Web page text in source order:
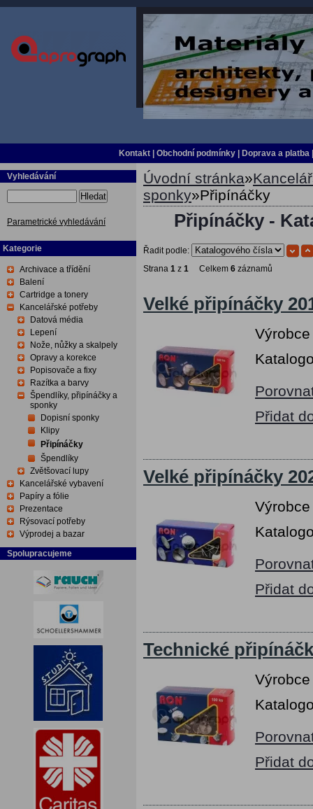
Kontakt Obchodní podmínky Doprava a platba
Vyhledávání
Hledat
Parametrické vyhledávání
Kategorie
Archivace a třídění
Balení
Cartridge a tonery
Kancelářské potřeby
Datová média
Lepení
Nože, nůžky a skalpely
Opravy a korekce
Popisovače a fixy
Razítka a barvy
Špendlíky, připínáčky a
sponky
Dopisní sponky
Klipy
Připínáčky
Špendlíky
Zvětšovací lupy
Kancelářské vybavení
Papíry a fólie
Prezentace
Rýsovací potřeby
Výprodej a bazar
Spolupracujeme
Úvodní stránka»
sponky»Připínáčky
Připínáčky -
Řadit podle:
Strana 1 z 1 Celkem 6 záznamů
Velké připínáčky
Přidat
Velké připínáčky
Přidat
Technické
Přidat